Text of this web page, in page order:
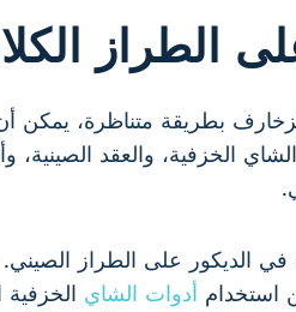
الطراز
بطريقة متناظرة،
الخزفية، والعقد الصينية،
في الديكور على الطراز
استخدام أدوات الشاي